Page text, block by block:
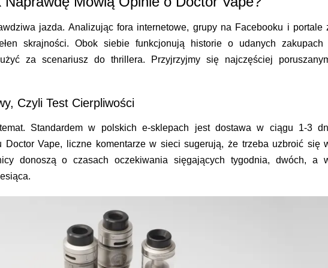
jazda. Analizując fora internetowe, grupy na Facebooku i portale
skrajności. Obok siebie funkcjonują historie o udanych zakupach
za scenariusz do thrillera. Przyjrzyjmy się najczęściej
Czyli Test Cierpliwości
Standardem w polskich e-sklepach jest dostawa w ciągu 1-3
Doctor Vape, liczne komentarze w sieci sugerują, że trzeba uzbroić się
donoszą o czasach oczekiwania sięgających tygodnia, dwóch, a